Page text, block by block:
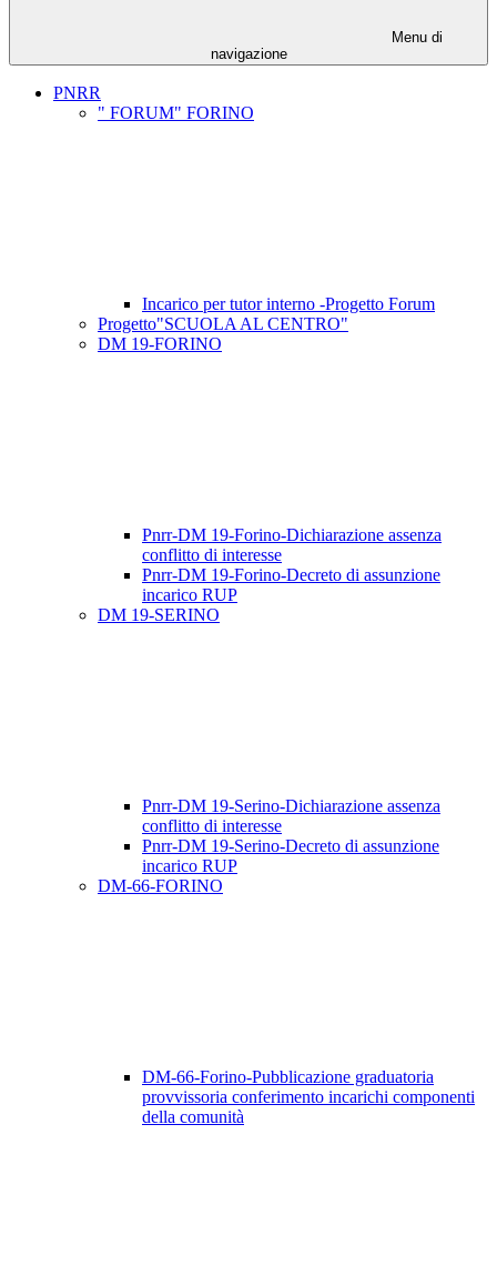
Menu di
navigazione
PNRR
" FORUM" FORINO
Incarico per tutor interno -Progetto Forum
Progetto"SCUOLA AL CENTRO"
DM 19-FORINO
Pnrr-DM 19-Forino-Dichiarazione assenza
conflitto di interesse
Pnrr-DM 19-Forino-Decreto di assunzione
incarico RUP
DM 19-SERINO
Pnrr-DM 19-Serino-Dichiarazione assenza
conflitto di interesse
Pnrr-DM 19-Serino-Decreto di assunzione
incarico RUP
DM-66-FORINO
DM-66-Forino-Pubblicazione graduatoria
provvissoria conferimento incarichi componenti
della comunità